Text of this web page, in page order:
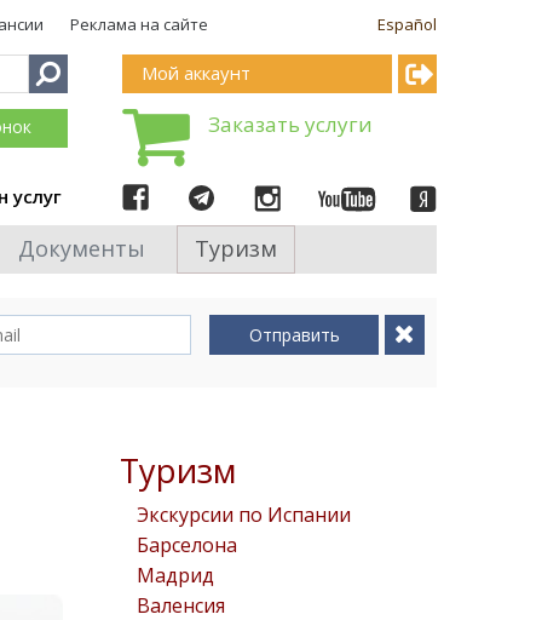
Español
Реклама на сайте
услуг
Мой аккаунт
Заказать услуги
Документы Туризм
Отправить
Туризм
Экскурсии по Испании
Барселона
Мадрид
Валенсия